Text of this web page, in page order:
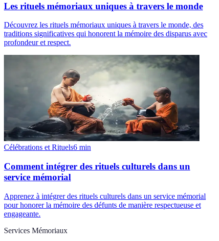
Les rituels mémoriaux uniques à travers le monde
Découvrez les rituels mémoriaux uniques à travers le monde, des
traditions significatives qui honorent la mémoire des disparus avec
profondeur et respect.
Célébrations et Rituels6 min
Comment intégrer des rituels culturels dans un
service mémorial
Apprenez à intégrer des rituels culturels dans un service mémorial
pour honorer la mémoire des défunts de manière respectueuse et
engageante.
Services Mémoriaux